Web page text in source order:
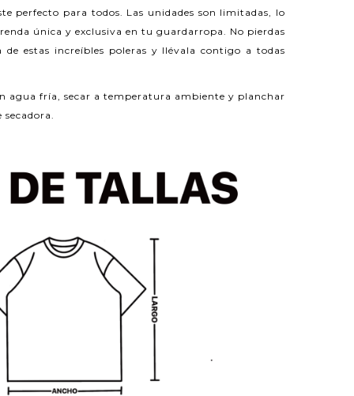
perfecto para todos. Las unidades son limitadas, lo
única y exclusiva en tu guardarropa. No pierdas
estas increíbles poleras y llévala contigo a todas
agua fría, secar a temperatura ambiente y planchar